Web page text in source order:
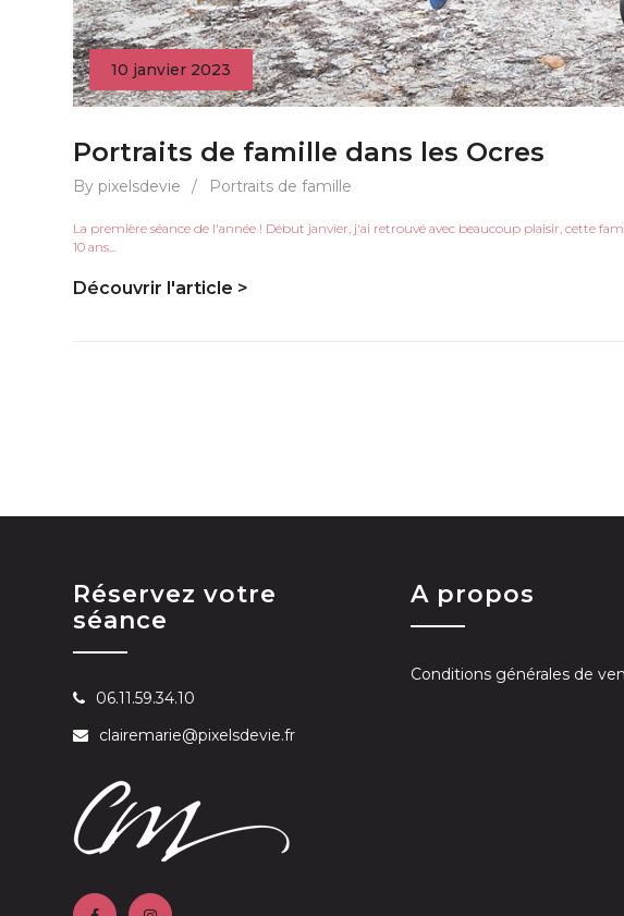
10 janvier 2023
Portraits de famille dans les Ocres
By pixelsdevie / Portraits de famille
La première séance de l'année ! Début janvier, j'ai retrouvé avec beaucoup plaisir, cette
10 ans...
Découvrir l'article >
Réservez votre
séance
06.11.59.34.10
clairemarie@pixelsdevie.fr
A propos
Conditions générales de